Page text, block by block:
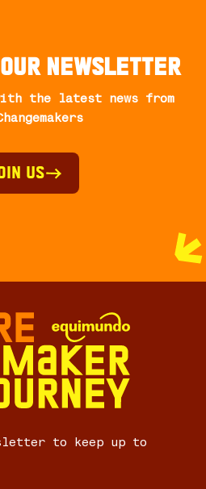
our newsletter
the latest news from
Us
to keep up to